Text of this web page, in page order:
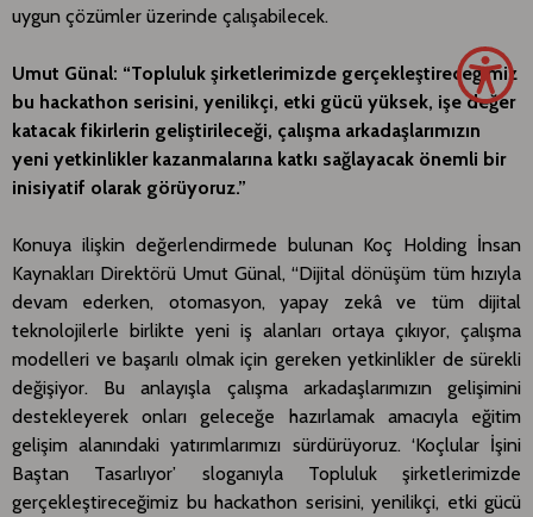
uygun çözümler üzerinde çalışabilecek.
Umut Günal: “Topluluk şirketlerimizde gerçekleştireceğimiz
bu hackathon serisini, yenilikçi, etki gücü yüksek, işe değer
katacak fikirlerin geliştirileceği, çalışma arkadaşlarımızın
yeni yetkinlikler kazanmalarına katkı sağlayacak önemli bir
inisiyatif olarak görüyoruz.”
Konuya ilişkin değerlendirmede bulunan Koç Holding İnsan
Kaynakları Direktörü Umut Günal, “Dijital dönüşüm tüm hızıyla
devam ederken, otomasyon, yapay zekâ ve tüm dijital
teknolojilerle birlikte yeni iş alanları ortaya çıkıyor, çalışma
modelleri ve başarılı olmak için gereken yetkinlikler de sürekli
değişiyor. Bu anlayışla çalışma arkadaşlarımızın gelişimini
destekleyerek onları geleceğe hazırlamak amacıyla eğitim
gelişim alanındaki yatırımlarımızı sürdürüyoruz. ‘Koçlular İşini
Baştan Tasarlıyor’ sloganıyla Topluluk şirketlerimizde
gerçekleştireceğimiz bu hackathon serisini, yenilikçi, etki gücü